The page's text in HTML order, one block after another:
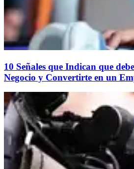
10 Señales que Indican que
Negocio y Convertirte en un